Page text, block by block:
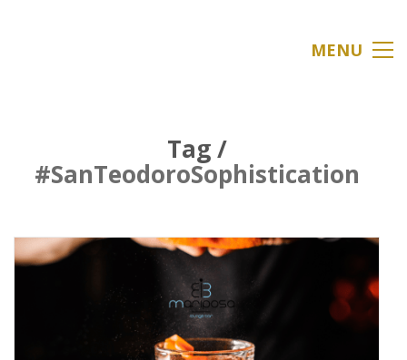
MENU
Tag /
#SanTeodoroSophistication